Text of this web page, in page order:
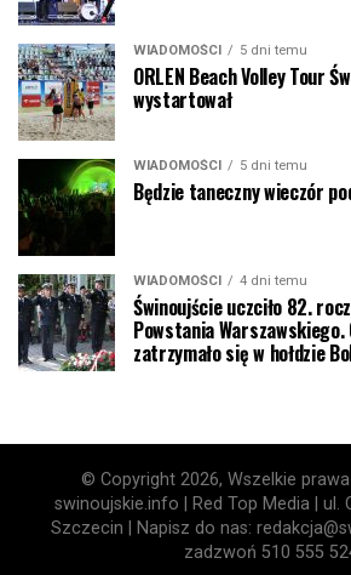
WIADOMOŚCI 5 dni temu
ORLEN Beach Volley Tour
wystartował
WIADOMOŚCI 5 dni temu
Będzie taneczny wieczór
WIADOMOŚCI 4 dni temu
Świnoujście uczciło 82.
Powstania Warszawskiego.
zatrzymało się w hołdzie
© Copyright 2026, Wszelkie prawa
swinoujskie.info | Red Top Media | ul.
Szczecin | Napisz do nas:
zadzwoń 510 555